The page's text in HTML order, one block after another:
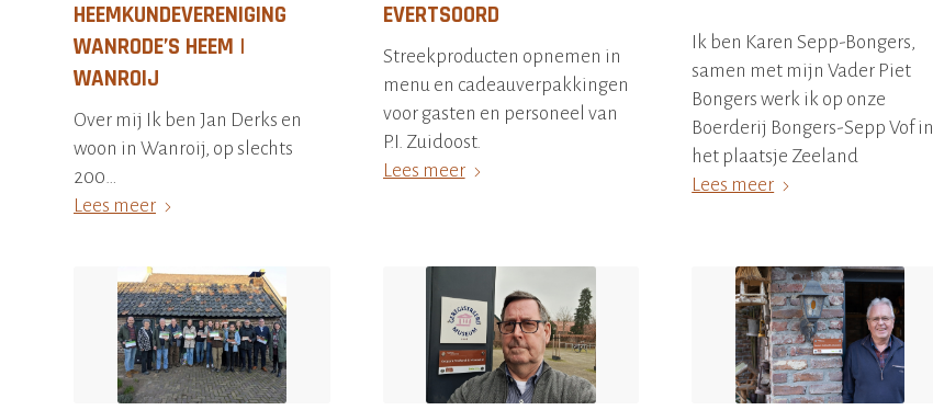
HEEMKUNDEVERENIGING
WANRODE’S HEEM |
WANROIJ
Over mij Ik ben Jan Derks en
woon in Wanroij, op slechts
200…
Lees meer
EVERTSOORD
Streekproducten opnemen in
menu en cadeauverpakkingen
voor gasten en personeel van
P.I. Zuidoost.
Lees meer
Ik ben Karen Sepp-Bongers,
samen met mijn Vader Piet
Bongers werk ik op onze
Boerderij Bongers-Sepp Vof in
het plaatsje Zeeland
Lees meer